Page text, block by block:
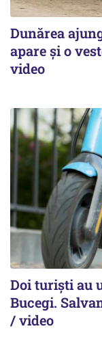
Dunărea
apare și o
video
Doi turiști au
Bucegi.
/ video